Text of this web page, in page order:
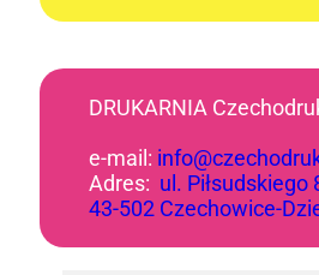
DRUKARNIA
e-mail:
Adres: ul. Piłsudskiego
43-502 Czechowice-